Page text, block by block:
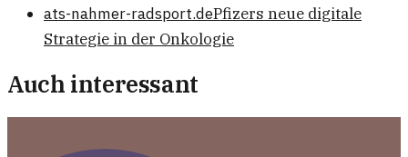
ats-nahmer-radsport.dePfizers neue digitale
Strategie in der Onkologie
Auch interessant